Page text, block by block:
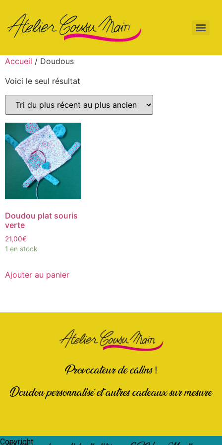
Accueil / Doudous
Voici le seul résultat
Doudou plat souris
verte
21,00€
1 en stock
Ajouter au panier
Provocateur de câlins !
Doudou personnalisé et autres cadeaux sur mesure
Copyright